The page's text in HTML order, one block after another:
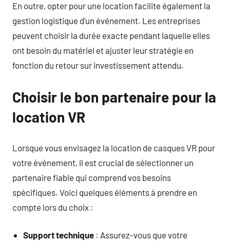
En outre, opter pour une location facilite également la
gestion logistique d’un événement. Les entreprises
peuvent choisir la durée exacte pendant laquelle elles
ont besoin du matériel et ajuster leur stratégie en
fonction du retour sur investissement attendu.
Choisir le bon partenaire pour la
location VR
Lorsque vous envisagez la location de casques VR pour
votre événement, il est crucial de sélectionner un
partenaire fiable qui comprend vos besoins
spécifiques. Voici quelques éléments à prendre en
compte lors du choix :
Support technique : Assurez-vous que votre